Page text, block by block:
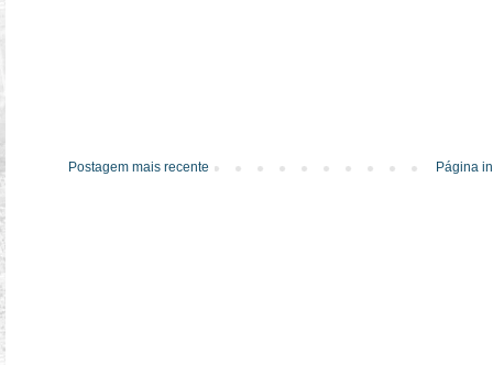
Postagem mais recente Página